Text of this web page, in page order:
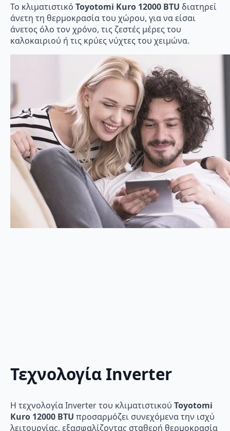
To κλιματιστικό Toyotomi Kuro 12000 BTU διατηρεί
άνετη τη θερμοκρασία του χώρου, για να είσαι
άνετος όλο τον χρόνο, τις ζεστές μέρες του
καλοκαιριού ή τις κρύες νύχτες του χειμώνα.
Τεχνολογία Inverter
Η τεχνολογία Inverter του κλιματιστικού Toyotomi
Kuro 12000 BTU προσαρμόζει συνεχόμενα την ισχύ
λειτουργίας, εξασφαλίζοντας σταθερή θερμοκρασία